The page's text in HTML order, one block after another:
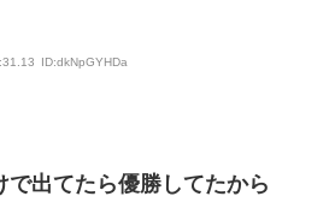
ID:dkNpGYHDa
で出てたら優勝してたから